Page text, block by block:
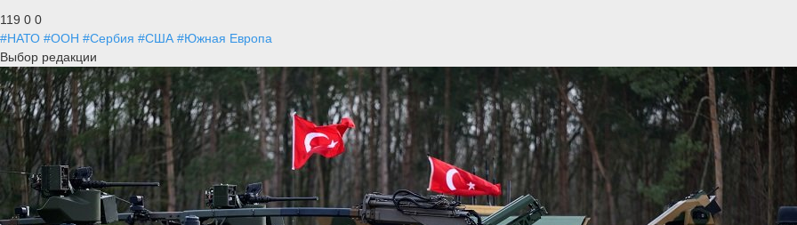
119 0 0
#НАТО #ООН #Сербия #США #Южная Европа
Выбор редакции